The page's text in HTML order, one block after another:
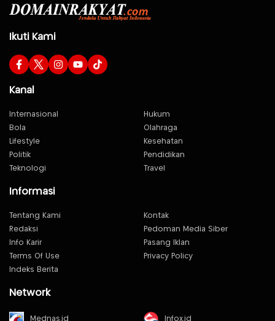
Ikuti Kami
Kanal
Internasional
Hukum
Bola
Olahraga
Lifestyle
Kesehatan
Politik
Pendidikan
Teknologi
Travel
Informasi
Tentang Kami
Kontak
Redaksi
Pedoman Media Siber
Info Karir
Pasang Iklan
Terms Of Use
Privacy Policy
Indeks Berita
Network
Mednas.id Infox.id